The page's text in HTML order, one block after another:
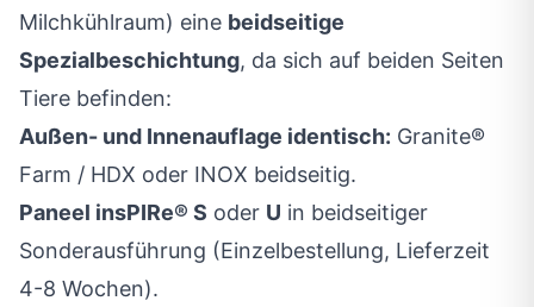
Milchkühlraum) eine beidseitige
Spezialbeschichtung, da sich auf beiden Seiten
Tiere befinden:
Außen- und Innenauflage identisch: Granite®
Farm / HDX oder INOX beidseitig.
Paneel insPIRe® S oder U in beidseitiger
Sonderausführung (Einzelbestellung, Lieferzeit
4-8 Wochen).